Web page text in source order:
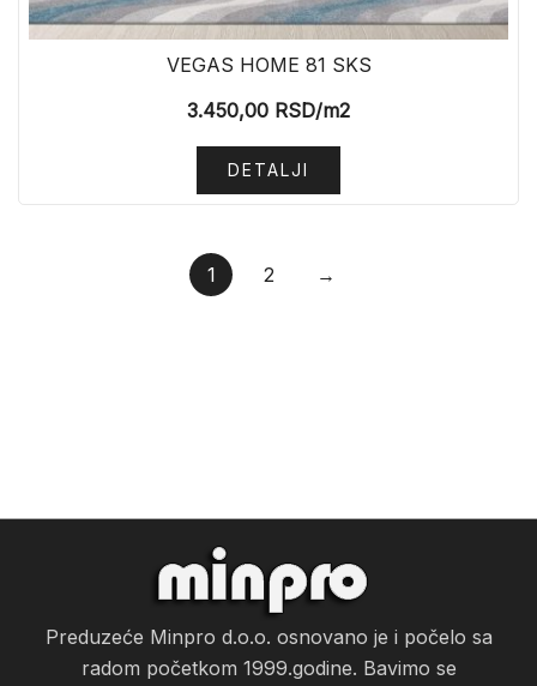
VEGAS HOME 81 SKS
3.450,00 RSD/m2
DETALJI
1 2 →
Preduzeće Minpro d.o.o. osnovano je i počelo sa
radom početkom 1999.godine. Bavimo se